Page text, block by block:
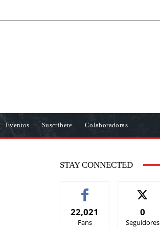
Eventos Suscríbete Colaboradoras
STAY CONNECTED
22,021
Fans
0
Seguidores